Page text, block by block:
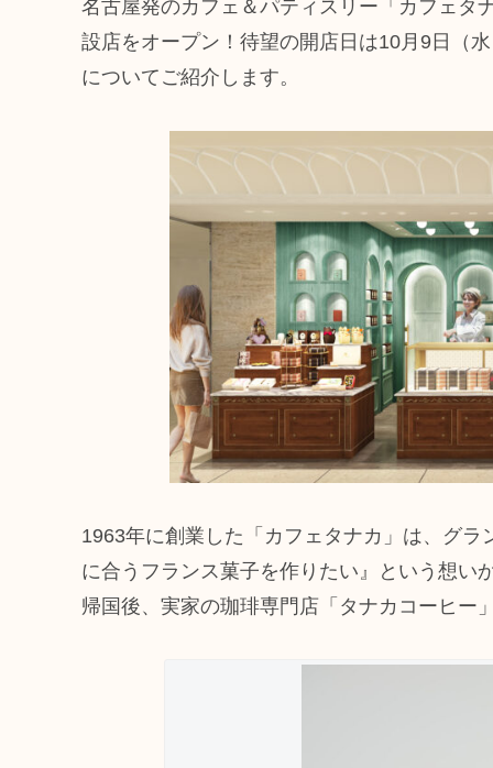
名古屋発のカフェ＆パティスリー「カフェタ
設店をオープン！待望の開店日は10月9日（
についてご紹介します。
1963年に創業した「カフェタナカ」は、グ
に合うフランス菓子を作りたい』という想い
帰国後、実家の珈琲専門店「タナカコーヒー